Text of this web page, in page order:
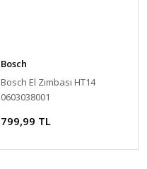
Bosch
Bosch El Zımbası HT14
0603038001
799,99 TL